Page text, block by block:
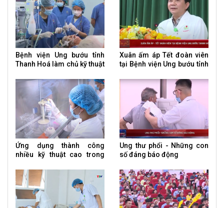
Bệnh viện Ung bướu tỉnh
Thanh Hoá làm chủ kỹ thuật
thư
Xuân ấm áp Tết đoàn viên
tại Bệnh viện Ung bướu tỉnh
Ứng dụng thành công
nhiều kỹ thuật cao trong
Ung thư phổi - Những con
số đáng báo động